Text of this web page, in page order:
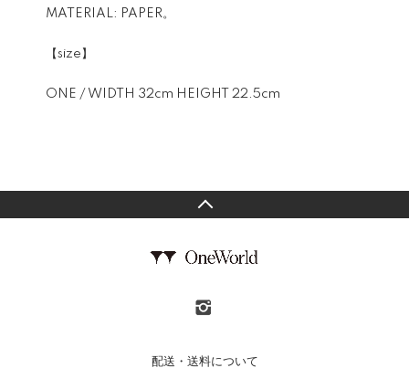
MATERIAL: PAPER。
【size】
ONE / WIDTH 32cm HEIGHT 22.5cm
配送・送料について